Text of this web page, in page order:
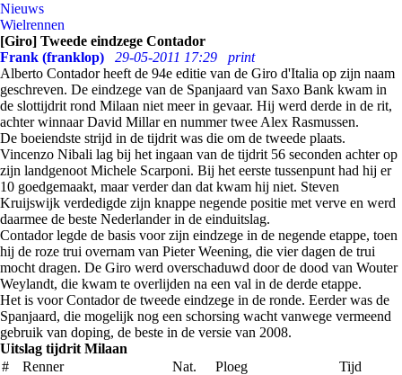
Nieuws
Wielrennen
[Giro] Tweede eindzege Contador
Frank (franklop)
29-05-2011 17:29
print
Alberto Contador heeft de 94e editie van de Giro d'Italia op zijn naam
geschreven. De eindzege van de Spanjaard van Saxo Bank kwam in
de slottijdrit rond Milaan niet meer in gevaar. Hij werd derde in de rit,
achter winnaar David Millar en nummer twee Alex Rasmussen.
De boeiendste strijd in de tijdrit was die om de tweede plaats.
Vincenzo Nibali lag bij het ingaan van de tijdrit 56 seconden achter op
zijn landgenoot Michele Scarponi. Bij het eerste tussenpunt had hij er
10 goedgemaakt, maar verder dan dat kwam hij niet. Steven
Kruijswijk verdedigde zijn knappe negende positie met verve en werd
daarmee de beste Nederlander in de einduitslag.
Contador legde de basis voor zijn eindzege in de negende etappe, toen
hij de roze trui overnam van Pieter Weening, die vier dagen de trui
mocht dragen. De Giro werd overschaduwd door de dood van Wouter
Weylandt, die kwam te overlijden na een val in de derde etappe.
Het is voor Contador de tweede eindzege in de ronde. Eerder was de
Spanjaard, die mogelijk nog een schorsing wacht vanwege vermeend
gebruik van doping, de beste in de versie van 2008.
Uitslag tijdrit Milaan
#
Renner Nat. Ploeg
Tijd